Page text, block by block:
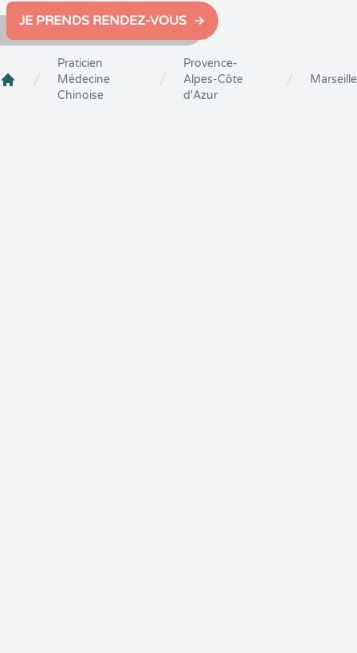
JE PRENDS RENDEZ-VOUS
Crenolibre
Praticien
Médecine
Chinoise
Provence-
Alpes-Côte
d'Azur
Marseille